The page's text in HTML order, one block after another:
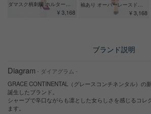
¥ 3,168
ダマスク柄刺繍 ホルターネックドレス
¥ 3,168
ブランド説明
Diagram - ダイアグラム -
GRACE CONTINENTAL（グレースコンチネンタル）の
誕生したブランド。
シャープで辛口ながらも凛とした女らしさを感じるコレ
ます。